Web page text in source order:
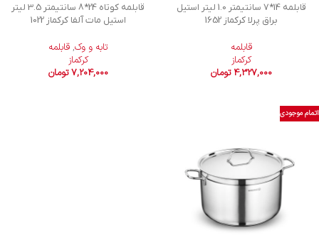
قابلمه 14*7 سانتیمتر 1.0 لیتر استیل
براق پرلا کرکماز 1652
قابلمه
کرکماز
4,327,000 تومان
قابلمه کوتاه 24*8 سانتیمتر 3.5 لیتر
استیل مات آلفا کرکماز 1022
تابه و وک, قابلمه
کرکماز
7,204,000 تومان
اتمام موجودی